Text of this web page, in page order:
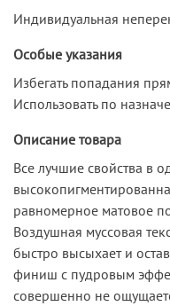
Индивидуальная
Особые указания
Избегать попадания
Использовать по
Описание товара
Все лучшие свойства в
равномерное матовое
Воздушная муссовая
быстро высыхает и
финиш с пудровым
совершенно не